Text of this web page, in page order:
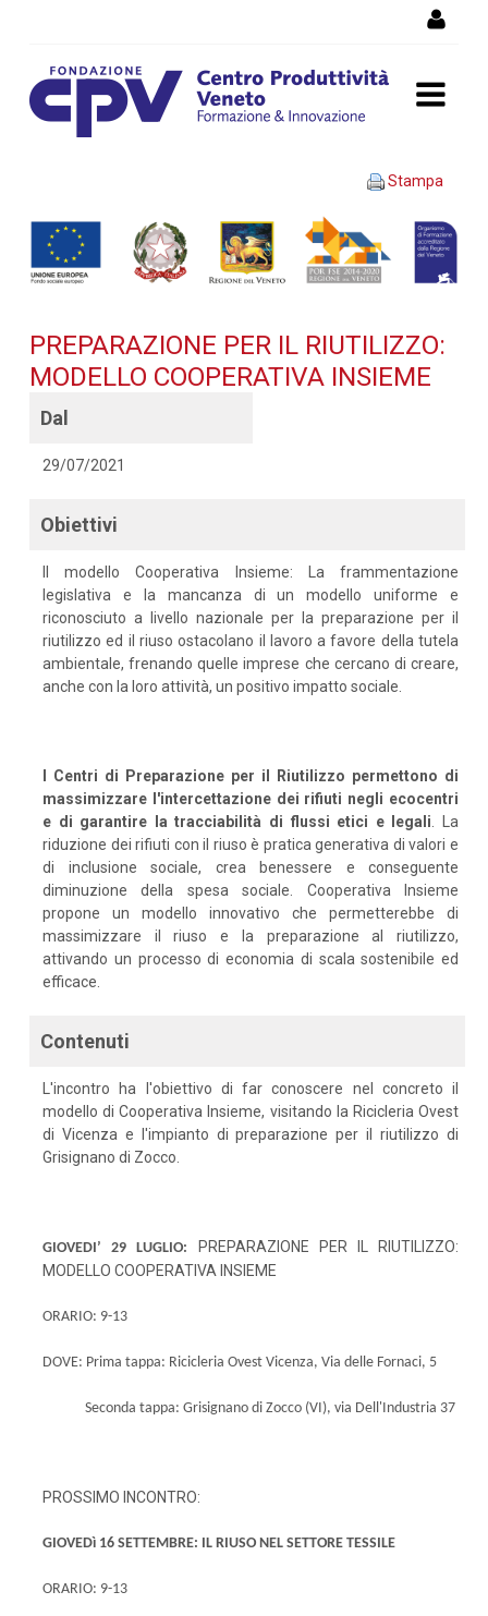
PREPARAZIONE PER IL
RIUTILIZZO: MODELLO
COOPERATIVA INSIEME -
formazione
Stampa
PREPARAZIONE PER IL RIUTILIZZO:
MODELLO COOPERATIVA INSIEME
Dal
29/07/2021
Obiettivi
Il modello Cooperativa Insieme: La frammentazione
legislativa e la mancanza di un modello uniforme e
riconosciuto a livello nazionale per la preparazione per il
riutilizzo ed il riuso ostacolano il lavoro a favore della tutela
ambientale, frenando quelle imprese che cercano di creare,
anche con la loro attività, un positivo impatto sociale.
I Centri di Preparazione per il Riutilizzo permettono di
massimizzare l'intercettazione dei rifiuti negli ecocentri
e di garantire la tracciabilità di flussi etici e legali. La
riduzione dei rifiuti con il riuso è pratica generativa di valori e
di inclusione sociale, crea benessere e conseguente
diminuzione della spesa sociale. Cooperativa Insieme
propone un modello innovativo che permetterebbe di
massimizzare il riuso e la preparazione al riutilizzo,
attivando un processo di economia di scala sostenibile ed
efficace.
Contenuti
L'incontro ha l'obiettivo di far conoscere nel concreto il
modello di Cooperativa Insieme, visitando la Ricicleria Ovest
di Vicenza e l'impianto di preparazione per il riutilizzo di
Grisignano di Zocco.
GIOVEDI’ 29 LUGLIO:
PREPARAZIONE PER IL RIUTILIZZO:
MODELLO COOPERATIVA INSIEME
ORARIO: 9-13
DOVE: Prima tappa: Ricicleria Ovest Vicenza, Via delle Fornaci, 5
Seconda tappa: Grisignano di Zocco (VI), via Dell'Industria 37
PROSSIMO INCONTRO:
GIOVEDì 16 SETTEMBRE: IL RIUSO NEL SETTORE TESSILE
ORARIO: 9-13